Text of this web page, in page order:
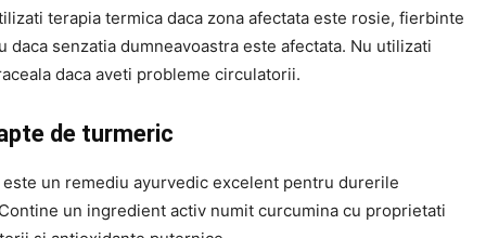
terapia termica daca zona afectata este rosie, fierbinte
daca senzatia dumneavoastra este afectata. Nu utilizati
daca aveti probleme circulatorii.
de turmeric
un remediu ayurvedic excelent pentru durerile
un ingredient activ numit curcumina cu proprietati